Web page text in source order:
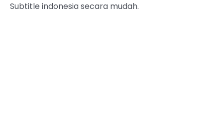
Subtitle indonesia secara mudah.